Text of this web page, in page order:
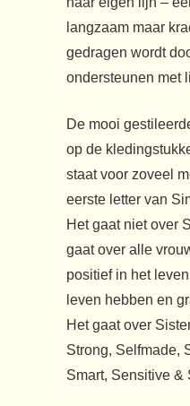
langzaam maar
gedragen wordt
ondersteunen met
De mooi
op de
staat voor zoveel
eerste letter van
Het gaat niet over
gaat over alle
positief in het
leven hebben en
Het gaat over
Strong, Selfmade,
Smart, Sensitive &